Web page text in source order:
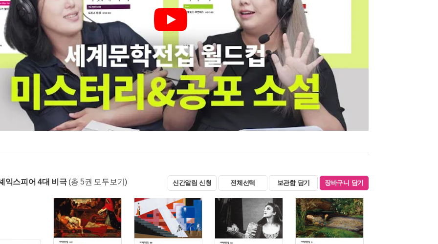
Play
익스피어 4대 비극 (총 5권 모두보기) 신간알림 신청 전체선택 보관함 담기 장바구니 담기